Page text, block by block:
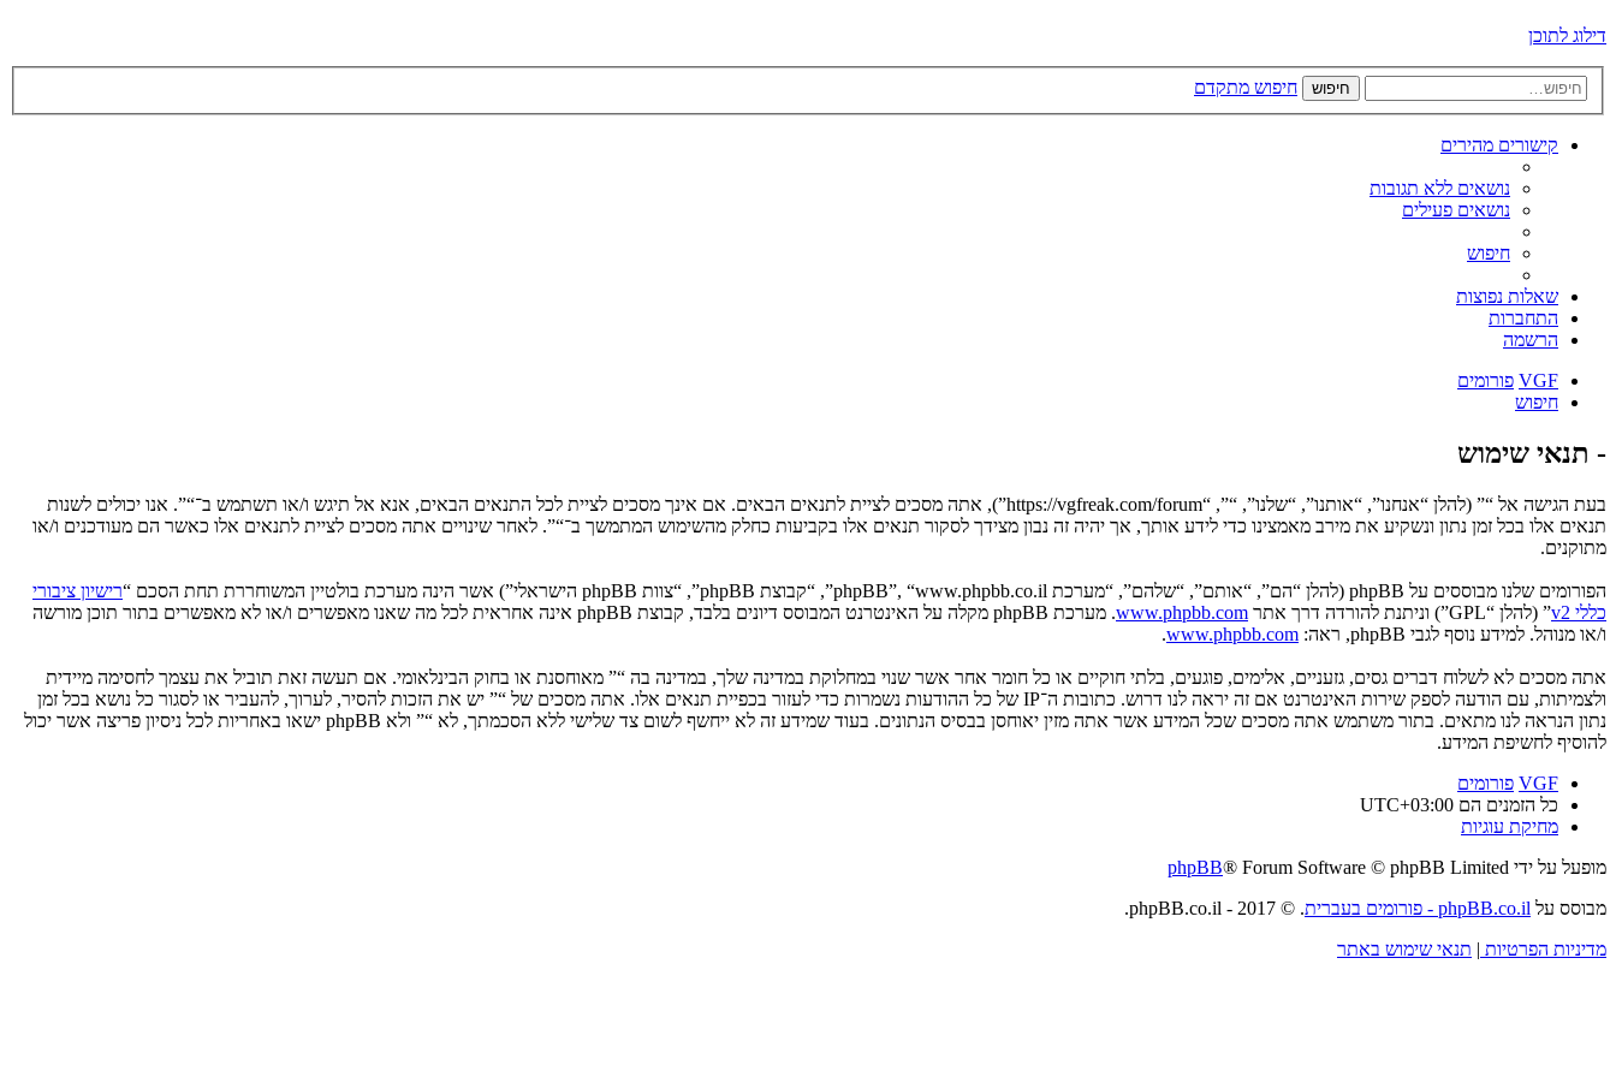
דילוג לתוכן
חיפוש חיפוש מתקדם
קישורים מהירים
נושאים ללא תגובות
נושאים פעילים
חיפוש
שאלות נפוצות
התחברות
הרשמה
VGF פורומים
חיפוש
- תנאי שימוש
בעת הגישה אל “” (להלן “אנחנו”, “אותנו”, “שלנו”, “”, “https://vgfreak.com/forum”), אתה מסכים לציית לתנאים הבאים. אם אינך מסכים לציית לכל התנאים הבאים, אנא אל תיגש ו/או תשתמש ב־“”. אנו יכולים לשנות
תנאים אלו בכל זמן נתון ונשקיע את מירב מאמצינו כדי לידע אותך, אך יהיה זה נבון מצידך לסקור תנאים אלו בקביעות כחלק מהשימוש המתמשך ב־“”. לאחר שינויים אתה מסכים לציית לתנאים אלו כאשר הם מעודכנים ו/או
מתוקנים.
הפורומים שלנו מבוססים על phpBB (להלן “הם”, “אותם”, “שלהם”, “מערכת phpBB”, “www.phpbb.co.il”, “קבוצת phpBB”, “צוות phpBB הישראלי”) אשר הינה מערכת בולטיין המשוחררת תחת הסכם “
רישיון ציבורי
כללי v2
” (להלן “GPL”) וניתנת להורדה דרך אתר www.phpbb.com
. מערכת phpBB מקלה על האינטרנט המבוסס דיונים בלבד, קבוצת phpBB אינה אחראית לכל מה שאנו מאפשרים ו/או לא מאפשרים בתור תוכן מורשה
ו/או מנוהל. למידע נוסף לגבי phpBB, ראה:
www.phpbb.com
.
אתה מסכים לא לשלוח דברים גסים, גזעניים, אלימים, פוגעים, בלתי חוקיים או כל חומר אחר אשר שנוי במחלוקת במדינה שלך, במדינה בה “” מאוחסנת או בחוק הבינלאומי. אם תעשה זאת תוביל את עצמך לחסימה מיידית
ולצמיתות, עם הודעה לספק שירות האינטרנט אם זה יראה לנו דרוש. כתובות ה־IP של כל ההודעות נשמרות כדי לעזור בכפיית תנאים אלו. אתה מסכים של “” יש את הזכות להסיר, לערוך, להעביר או לסגור כל נושא בכל זמן
נתון הנראה לנו מתאים. בתור משתמש אתה מסכים שכל המידע אשר אתה מזין יאוחסן בבסיס הנתונים. בעוד שמידע זה לא ייחשף לשום צד שלישי ללא הסכמתך, לא “” ולא phpBB ישאו באחריות לכל ניסיון פריצה אשר יכול
להוסיף לחשיפת המידע.
VGF פורומים
כל הזמנים הם UTC+03:00
מחיקת עוגיות
מופעל על ידי
phpBB® Forum Software © phpBB Limited
מבוסס על phpBB.co.il - פורומים בעברית
. © 2017 - phpBB.co.il.
מדיניות הפרטיות | תנאי שימוש באתר